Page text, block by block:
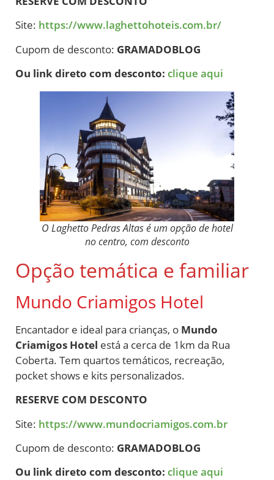
Site: https://www.laghettohoteis.com.br/
Cupom de desconto: GRAMADOBLOG
Ou link direto com desconto: clique aqui
O Laghetto Pedras Altas é um opção de hotel
no centro, com desconto
Opção temática e familiar
Mundo Criamigos Hotel
Encantador e ideal para crianças, o Mundo
Criamigos Hotel está a cerca de 1km da Rua
Coberta. Tem quartos temáticos, recreação,
pocket shows e kits personalizados.
RESERVE COM DESCONTO
Site: https://www.mundocriamigos.com.br
Cupom de desconto: GRAMADOBLOG
Ou link direto com desconto: clique aqui